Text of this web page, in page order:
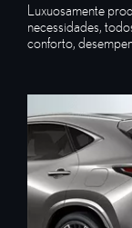
Luxuosamente
necessidades,
conforto,